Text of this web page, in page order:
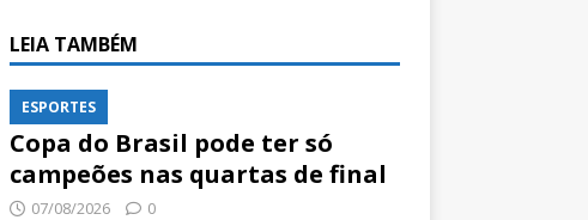
LEIA TAMBÉM
ESPORTES
Copa do Brasil pode ter só
campeões nas quartas de final
07/08/2026 0